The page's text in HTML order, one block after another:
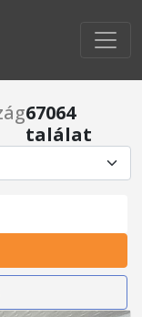
67064
találat